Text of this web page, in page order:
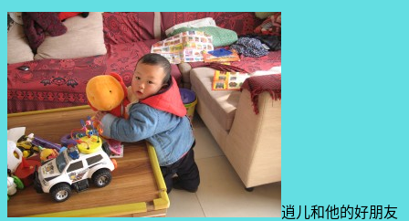
逍儿和他的好朋友